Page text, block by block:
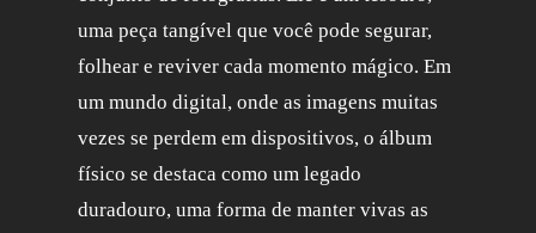
uma peça tangível que você pode segurar,
folhear e reviver cada momento mágico. Em
um mundo digital, onde as imagens muitas
vezes se perdem em dispositivos, o álbum
físico se destaca como um legado
duradouro, uma forma de manter vivas as